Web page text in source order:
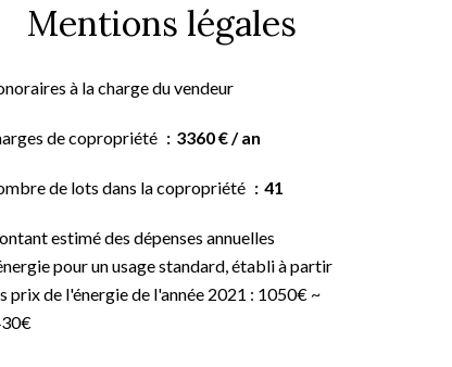
Mentions légales
à la charge du vendeur
de copropriété 3360 € / an
de lots dans la copropriété 41
estimé des dépenses annuelles
pour un usage standard, établi à partir
prix de l'énergie de l'année 2021 : 1050€ ~